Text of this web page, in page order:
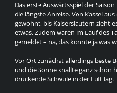
Das erste Auswärtsspiel der
die längste Anreise. Von Kassel
gewohnt, bis Kaiserslautern zieht
etwas. Zudem waren im Lauf des
gemeldet – na, das konnte ja was
Vor Ort zunächst allerdings beste
und die Sonne knallte ganz schön
drückende Schwüle in der Luft lag.